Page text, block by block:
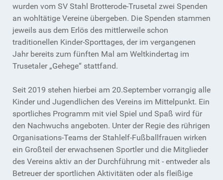
wurden vom SV Stahl Brotterode-Trusetal zwei Spenden
an wohltätige Vereine übergeben. Die Spenden stammen
jeweils aus dem Erlös des mittlerweile schon
traditionellen Kinder-Sporttages, der im vergangenen
Jahr bereits zum fünften Mal am Weltkindertag im
Trusetaler „Gehege“ stattfand.
Seit 2019 stehen hierbei am 20.September vorrangig alle
Kinder und Jugendlichen des Vereins im Mittelpunkt. Ein
sportliches Programm mit viel Spiel und Spaß wird für
den Nachwuchs angeboten. Unter der Regie des rührigen
Organisations-Teams der Stahlelf-Fußballfrauen wirken
ein Großteil der erwachsenen Sportler und die Mitglieder
des Vereins aktiv an der Durchführung mit - entweder als
Betreuer der sportlichen Aktivitäten oder als fleißige